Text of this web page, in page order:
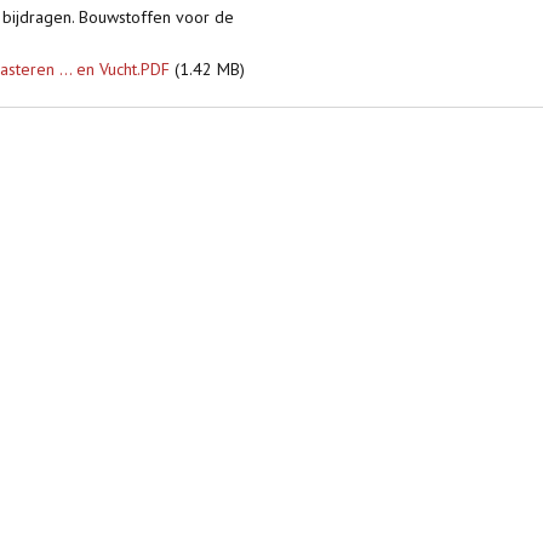
bijdragen. Bouwstoffen voor de
... en Vucht.PDF (1.42 MB)